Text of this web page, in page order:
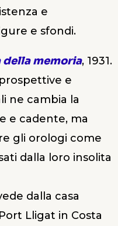
e
e sfondi.
della memoria, 1931.
e
ne cambia la
e cadente, ma
gli orologi come
dalla loro insolita
dalla casa
Lligat in Costa